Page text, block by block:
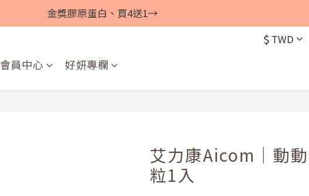
金獎膠原蛋白、買4送1→
$ TWD
會員中心 好妍專欄
艾力康Aicom｜動
粒1入